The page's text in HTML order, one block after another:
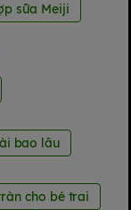
sữa Meiji
bao lâu
cho bé trai